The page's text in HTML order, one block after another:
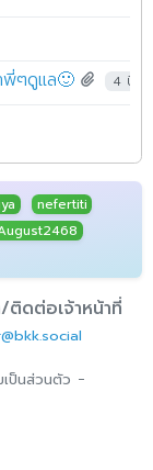
พี่ๆดูแล🙂 4 ปีที่
nefertiti
ดต่อเจ้าหน้าที่
เป็นส่วนตัว -